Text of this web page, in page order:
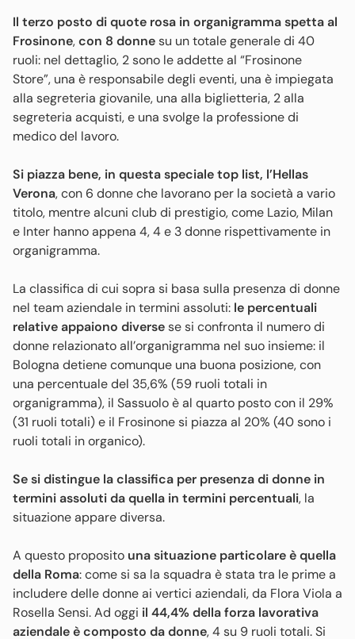
Il terzo posto di quote rosa in organigramma spetta al
Frosinone,con 8 donnesu un totale generale di 40
ruoli: nel dettaglio, 2 sono le addette al “Frosinone
Store”, una è responsabile degli eventi, una è impiegata
alla segreteria giovanile, una alla biglietteria, 2 alla
segreteria acquisti, e una svolge la professione di
medico del lavoro.
Si piazza bene, in questa speciale top list, l’Hellas
Verona, con 6 donne che lavorano per la società a vario
titolo, mentre alcuni club di prestigio, come Lazio, Milan
e Inter hanno appena 4, 4 e 3 donne rispettivamente in
organigramma.
La classifica di cui sopra si basa sulla presenza di donne
nel team aziendale in termini assoluti: le percentuali
relative appaiono diversese si confronta il numero di
donne relazionato all’organigramma nel suo insieme: il
Bologna detiene comunque una buona posizione, con
una percentuale del 35,6% (59 ruoli totali in
organigramma), il Sassuolo è al quarto posto con il 29%
(31 ruoli totali) e il Frosinone si piazza al 20% (40 sono i
ruoli totali in organico).
Se si distingue la classifica per presenza di donne in
termini assoluti da quella in termini percentuali, la
situazione appare diversa.
A questo proposito una situazione particolare è quella
della Roma: come si sa la squadra è stata tra le prime a
includere delle donne ai vertici aziendali, da Flora Viola a
Rosella Sensi. Ad oggi il 44,4% della forza lavorativa
aziendale è composto da donne, 4 su 9 ruoli totali. Si